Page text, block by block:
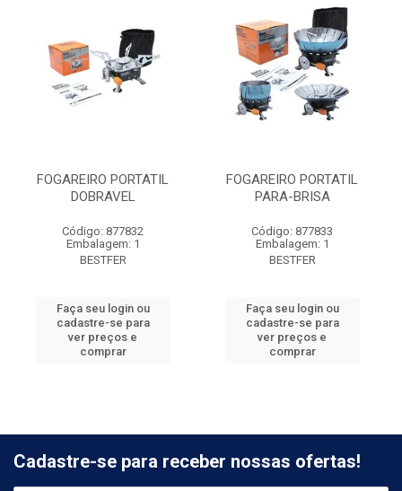
FOGAREIRO PORTATIL
DOBRAVEL
Código: 877832
Embalagem: 1
BESTFER
Faça seu login ou
cadastre-se para
ver preços e
comprar
FOGAREIRO PORTATIL
PARA-BRISA
Código: 877833
Embalagem: 1
BESTFER
Faça seu login ou
cadastre-se para
ver preços e
comprar
Cadastre-se para receber nossas ofertas!